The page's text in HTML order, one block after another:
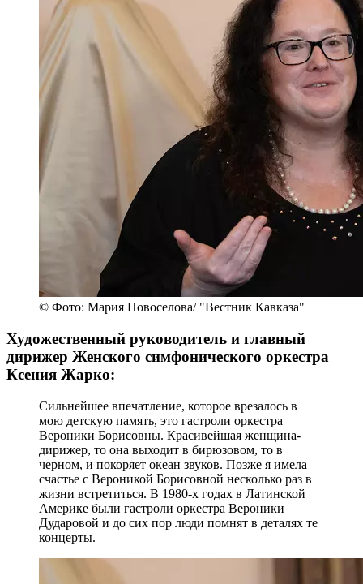
© Фото: Мария Новоселова/ "Вестник Кавказа"
Художественный руководитель и главный
дирижер Женского симфонического оркестра
Ксения Жарко:
Сильнейшее впечатление, которое врезалось в
мою детскую память, это гастроли оркестра
Вероники Борисовны. Красивейшая женщина-
дирижер, то она выходит в бирюзовом, то в
черном, и покоряет океан звуков. Позже я имела
счастье с Вероникой Борисовной несколько раз в
жизни встретиться. В 1980-х годах в Латинской
Америке были гастроли оркестра Вероники
Дударовой и до сих пор люди помнят в деталях те
концерты.